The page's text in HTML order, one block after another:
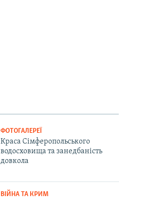
ФОТОГАЛЕРЕЇ
Краса Сімферопольського
водосховища та занедбаність
довкола
ВІЙНА ТА КРИМ